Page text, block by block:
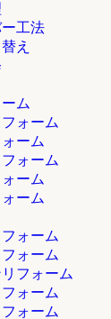
工法
え
ム
ォーム
ーム
ォーム
ーム
ーム
フォーム
ォーム
フォーム
ォーム
ォーム